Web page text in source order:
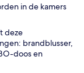
in de kamers
deze
brandblusser,
doos en